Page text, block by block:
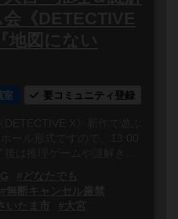
《DETECTIVE
地図にない
室 要コミュニティ登録
X》新作で遊ぶ
ール形式ですので、13:00
は推理ゲームや謎解き...
#どなたでも
#無断キャンセル厳禁
いたま市 #大宮